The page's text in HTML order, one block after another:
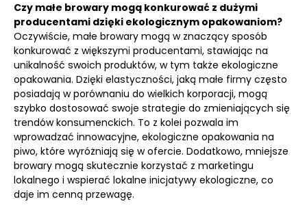
Czy małe browary mogą konkurować z dużymi
producentami dzięki ekologicznym opakowaniom?
Oczywiście, małe browary mogą w znaczący sposób
konkurować z większymi producentami, stawiając na
unikalność swoich produktów, w tym także ekologiczne
opakowania. Dzięki elastyczności, jaką małe firmy często
posiadają w porównaniu do wielkich korporacji, mogą
szybko dostosować swoje strategie do zmieniających się
trendów konsumenckich. To z kolei pozwala im
wprowadzać innowacyjne, ekologiczne opakowania na
piwo, które wyróżniają się w ofercie. Dodatkowo, mniejsze
browary mogą skutecznie korzystać z marketingu
lokalnego i wspierać lokalne inicjatywy ekologiczne, co
daje im cenną przewagę.